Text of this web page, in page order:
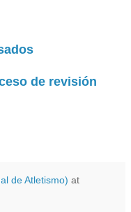
de revisión
de Atletismo) at